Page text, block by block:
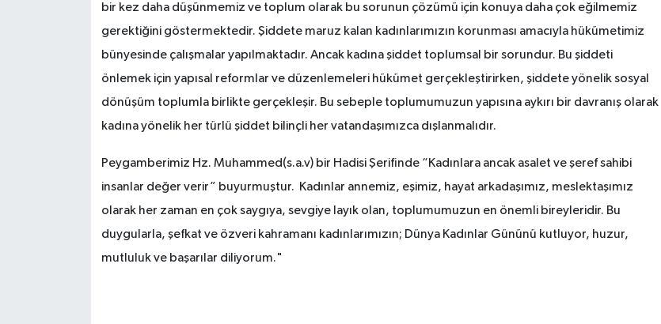
bir kez daha düşünmemiz ve toplum olarak bu sorunun çözümü için konuya daha çok eğilmemiz
gerektiğini göstermektedir. Şiddete maruz kalan kadınlarımızın korunması amacıyla hükümetimiz
bünyesinde çalışmalar yapılmaktadır. Ancak kadına şiddet toplumsal bir sorundur. Bu şiddeti
önlemek için yapısal reformlar ve düzenlemeleri hükümet gerçekleştirirken, şiddete yönelik sosyal
dönüşüm toplumla birlikte gerçekleşir. Bu sebeple toplumumuzun yapısına aykırı bir davranış olarak
kadına yönelik her türlü şiddet bilinçli her vatandaşımızca dışlanmalıdır.
Peygamberimiz Hz. Muhammed(s.a.v) bir Hadisi Şerifinde “Kadınlara ancak asalet ve şeref sahibi
insanlar değer verir” buyurmuştur. Kadınlar annemiz, eşimiz, hayat arkadaşımız, meslektaşımız
olarak her zaman en çok saygıya, sevgiye layık olan, toplumumuzun en önemli bireyleridir. Bu
duygularla, şefkat ve özveri kahramanı kadınlarımızın; Dünya Kadınlar Gününü kutluyor, huzur,
mutluluk ve başarılar diliyorum."